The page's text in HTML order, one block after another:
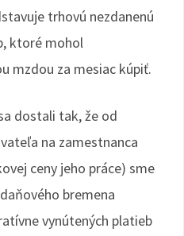
trhovú nezdanenú
ktoré mohol
mzdou za mesiac kúpiť.
dostali tak, že od
na zamestnanca
ceny jeho práce) sme
bremena
vynútených platieb